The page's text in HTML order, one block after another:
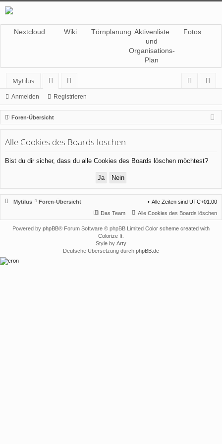
Nextcloud Wiki Törnplanung Aktivenliste
und
Organisations-
Plan
Fotos
Mytilus
or
en
itg
lie
de
m
el
n
ist
rie
n
Anmelden Registrieren
Foren-Übersicht
Alle Cookies des Boards löschen
Bist du dir sicher, dass du alle Cookies des Boards löschen möchtest?
Mytilus Foren-Übersicht Alle Zeiten sind UTC+01:00
Alle Cookies des Boards löschen
Das Team
Powered by phpBB® Forum Software © phpBB Limited Color scheme created with
Colorize It
Style by Arty
Deutsche Übersetzung durch phpBB.de